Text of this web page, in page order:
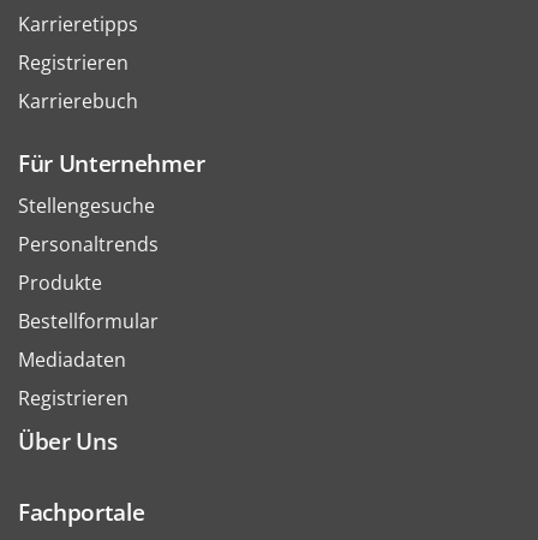
Karrieretipps
Registrieren
Karrierebuch
Für Unternehmer
Stellengesuche
Personaltrends
Produkte
Bestellformular
Mediadaten
Registrieren
Über Uns
Fachportale